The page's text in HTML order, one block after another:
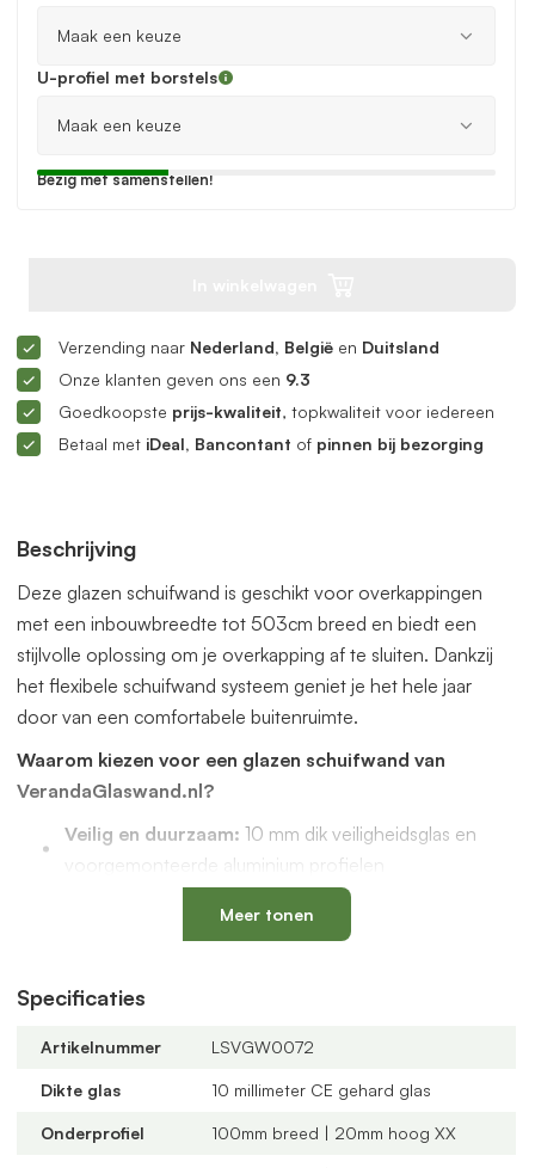
Beschrijving
Deze glazen schuifwand is geschikt voor overkappingen
met een inbouwbreedte tot 503cm breed en biedt een
stijlvolle oplossing om je overkapping af te sluiten. Dankzij
het flexibele schuifwand systeem geniet je het hele jaar
door van een comfortabele buitenruimte.
Waarom kiezen voor een glazen schuifwand van
VerandaGlaswand.nl?
Veilig en duurzaam: 10 mm dik veiligheidsglas en
voorgemonteerde aluminium profielen
met een vervangbaar loopspoor,
geïntegreerde waterafvoer en verkrijgbaar in antraciet
Verstelbare kunststof wielen
Altijd passend bij jouw veranda
verschillende maten, glastypes en steellook
U-profielen met tochtborstelsvoor een tochtvrije
Meer tonen
Specificaties
Artikelnummer LSVGW0072
Dikte glas 10 millimeter CE gehard glas
Onderprofiel 100mm breed | 20mm hoog XX
U-profiel met borstels
Bezig met samenstellen!
Verzending naar Nederland, België en Duitsland
Onze klanten geven ons een 9.3
Goedkoopste prijs-kwaliteit, topkwaliteit voor iedereen
Betaal met iDeal, Bancontant of pinnen bij bezorging